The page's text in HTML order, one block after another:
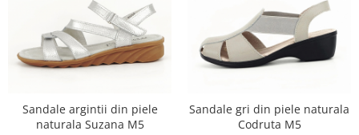
Sandale argintii din piele
naturala Suzana M5
Sandale gri din piele naturala
Codruta M5